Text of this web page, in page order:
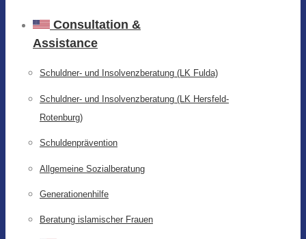
Consultation &
Assistance
Schuldner- und Insolvenzberatung (LK Fulda)
Schuldner- und Insolvenzberatung (LK Hersfeld-
Rotenburg)
Schuldenprävention
Allgemeine Sozialberatung
Generationenhilfe
Beratung islamischer Frauen